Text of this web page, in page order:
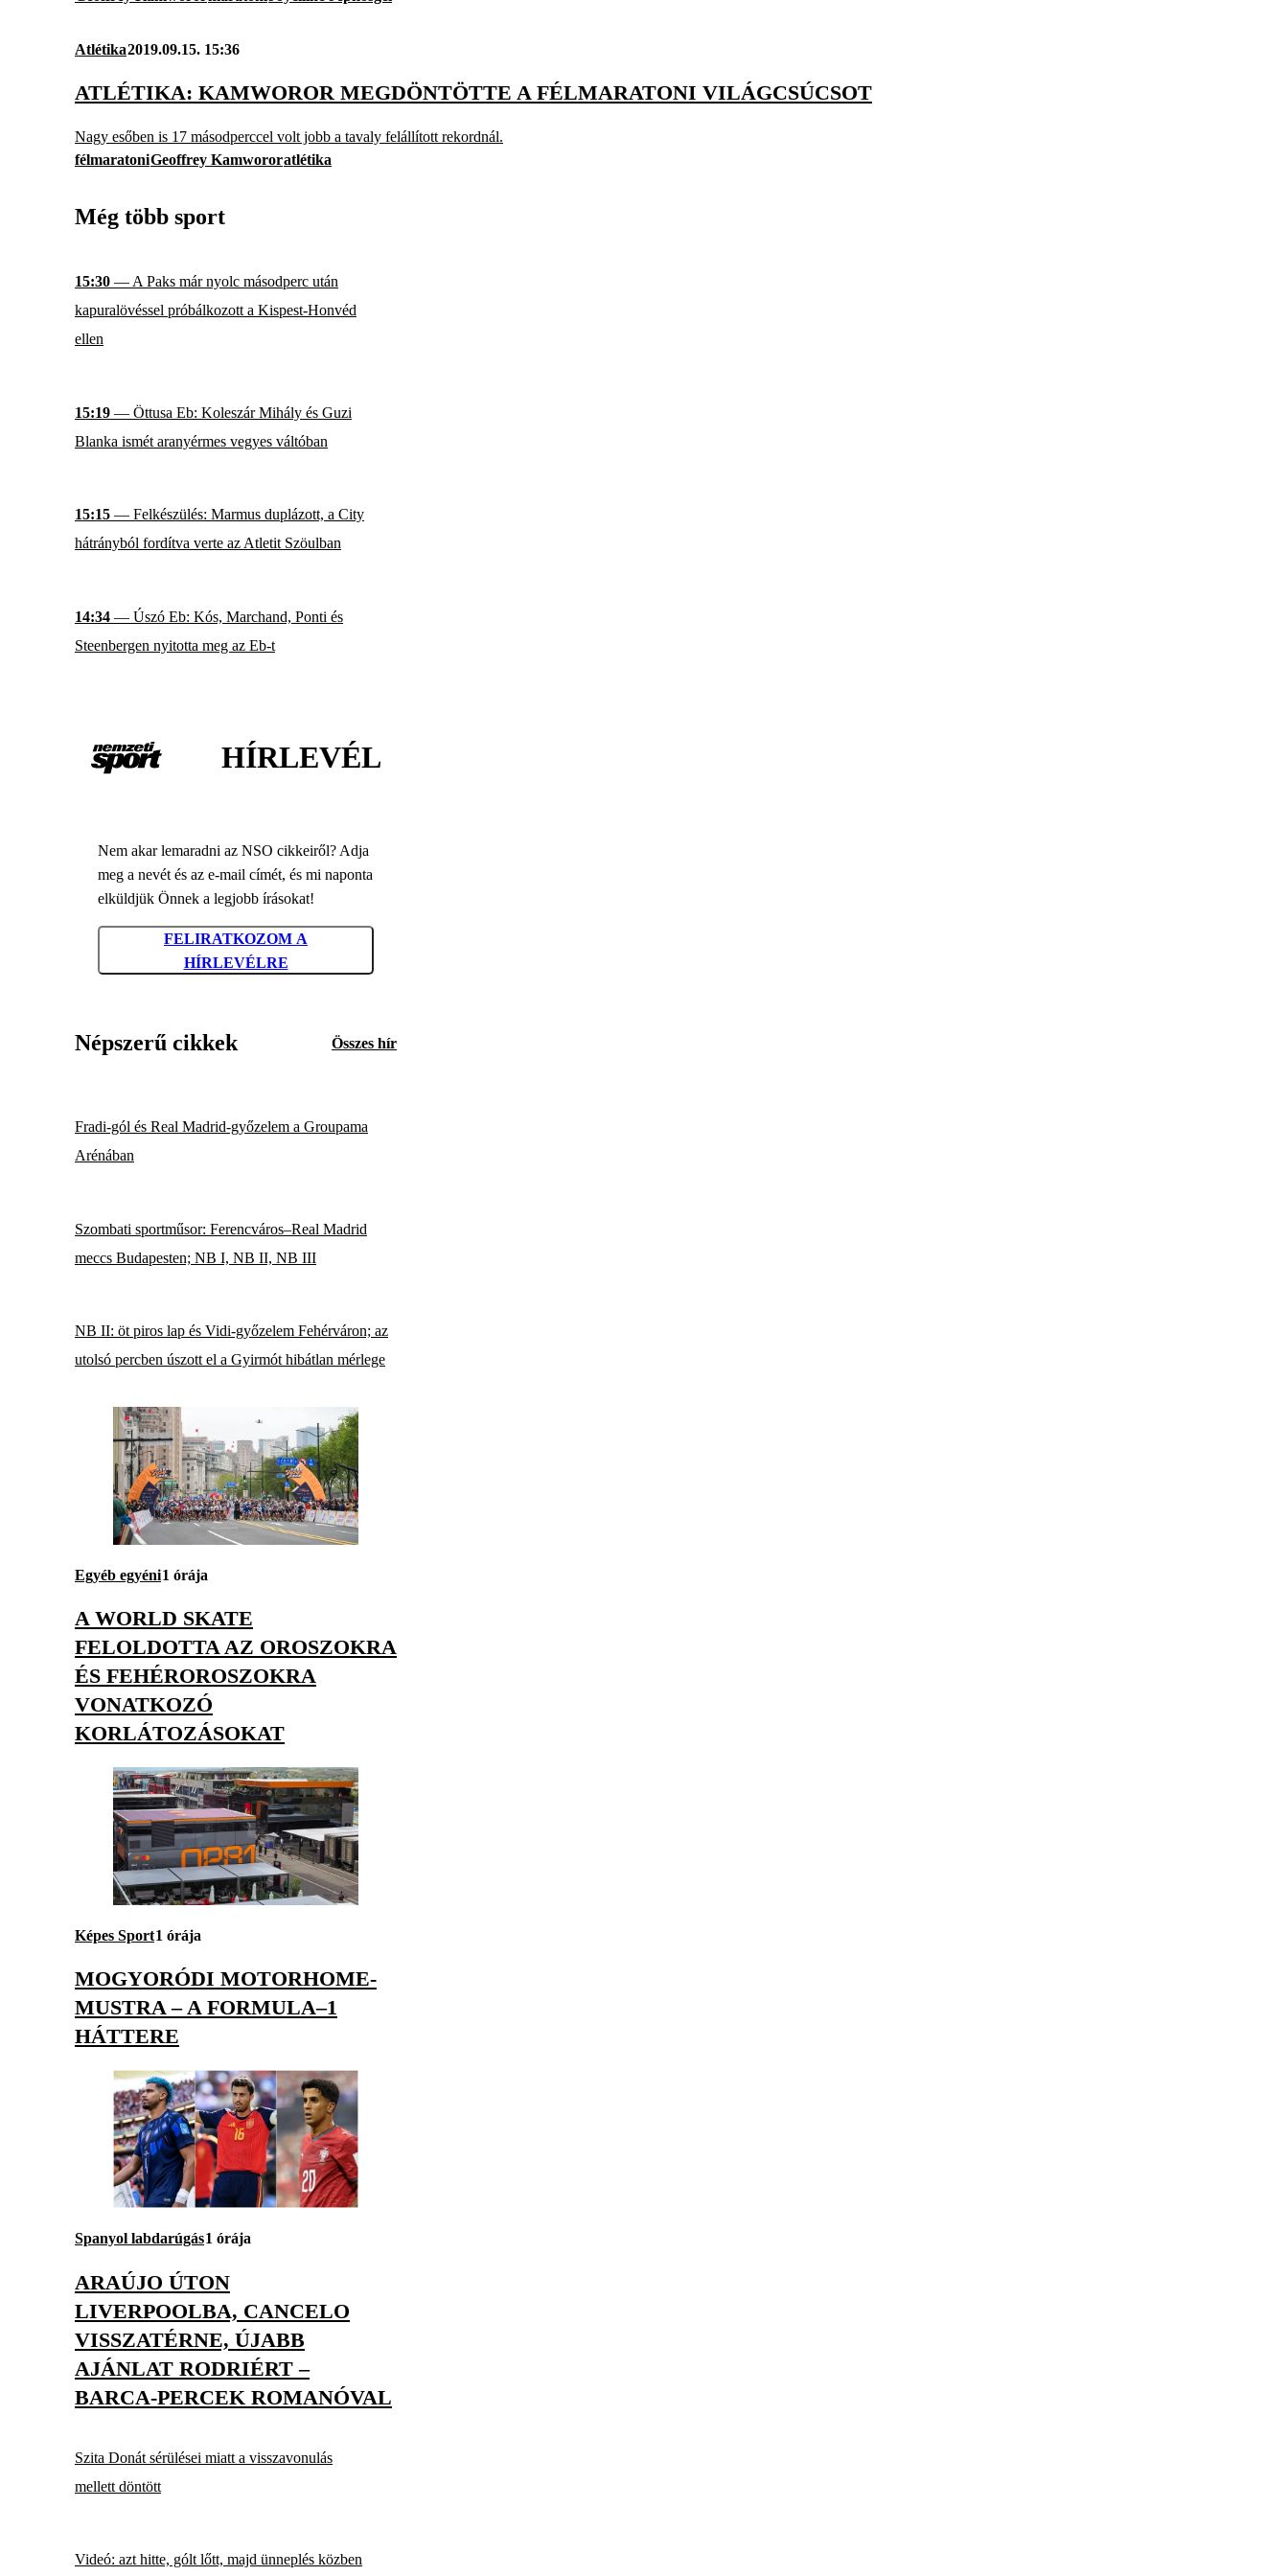
Atlétika2019.09.15. 15:36
ATLÉTIKA: KAMWOROR MEGDÖNTÖTTE A FÉLMARATONI VILÁGCSÚCSOT
Nagy esőben is 17 másodperccel volt jobb a tavaly felállított rekordnál.
félmaratoniGeoffrey Kamwororatlétika
Még több sport
15:30 — A Paks már nyolc másodperc után
kapuralövéssel próbálkozott a Kispest-Honvéd
ellen
15:19 — Öttusa Eb: Koleszár Mihály és Guzi
Blanka ismét aranyérmes vegyes váltóban
15:15 — Felkészülés: Marmus duplázott, a City
hátrányból fordítva verte az Atletit Szöulban
14:34 — Úszó Eb: Kós, Marchand, Ponti és
Steenbergen nyitotta meg az Eb-t
HÍRLEVÉL
Nem akar lemaradni az NSO cikkeiről? Adja
meg a nevét és az e-mail címét, és mi naponta
elküldjük Önnek a legjobb írásokat!
FELIRATKOZOM A
HÍRLEVÉLRE
Népszerű cikkek Összes hír
Fradi-gól és Real Madrid-győzelem a Groupama
Arénában
Szombati sportműsor: Ferencváros–Real Madrid
meccs Budapesten; NB I, NB II, NB III
NB II: öt piros lap és Vidi-győzelem Fehérváron; az
utolsó percben úszott el a Gyirmót hibátlan mérlege
Egyéb egyéni1 órája
A WORLD SKATE
FELOLDOTTA AZ OROSZOKRA
ÉS FEHÉROROSZOKRA
VONATKOZÓ
KORLÁTOZÁSOKAT
Képes Sport1 órája
MOGYORÓDI MOTORHOME-
MUSTRA – A FORMULA–1
HÁTTERE
Spanyol labdarúgás1 órája
ARAÚJO ÚTON
LIVERPOOLBA, CANCELO
VISSZATÉRNE, ÚJABB
AJÁNLAT RODRIÉRT –
BARCA-PERCEK ROMANÓVAL
Szita Donát sérülései miatt a visszavonulás
mellett döntött
Videó: azt hitte, gólt lőtt, majd ünneplés közben